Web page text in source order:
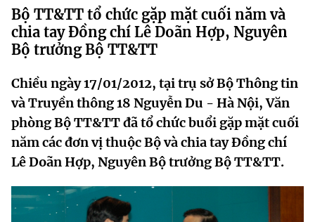
Danh mục
Trang chủ
Chức năng nhiệm vụ
Cơ cấu tổ chức
Lịch sử phát triển
Sở Khoa học và Công nghệ
Tin tức sự kiện
Khoa học và Công nghệ
Đổi mới sáng tạo
Chuyển đổi số
Dịch vụ công
Hệ thống văn bản
Văn bản QPPL
MST IOFFICE
Bộ TT&TT tổ chức gặp mặt cuối năm và
chia tay Đồng chí Lê Doãn Hợp, Nguyên
Bộ trưởng Bộ TT&TT
Chiều ngày 17/01/2012, tại trụ sở Bộ Thông tin
và Truyền thông 18 Nguyễn Du - Hà Nội, Văn
phòng Bộ TT&TT đã tổ chức buổi gặp mặt cuối
năm các đơn vị thuộc Bộ và chia tay Đồng chí
Lê Doãn Hợp, Nguyên Bộ trưởng Bộ TT&TT.